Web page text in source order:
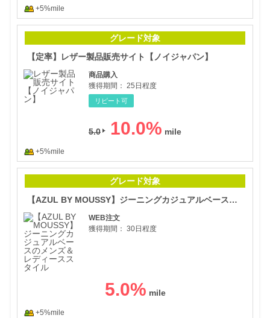
+5%mile
グレード対象
【定率】レザー製品販売サイト【ノイジャパン】
商品購入
獲得期間： 25日程度
リピート可
5.0 10.0%
+5%mile
グレード対象
【AZUL BY MOUSSY】ジーニングカジュアルベースのメンズ＆レディーススタイル
WEB注文
獲得期間： 30日程度
5.0%
+5%mile